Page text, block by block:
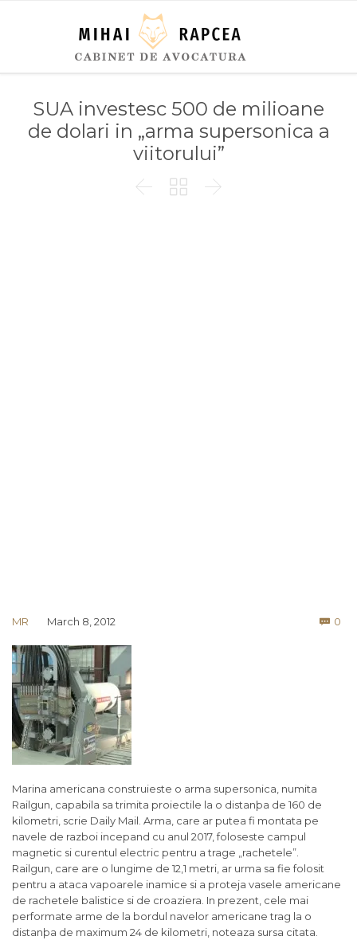
SUA investesc 500 de milioane
de dolari in „arma supersonica a
viitorului”
  
MR March 8, 2012  0
Marina americana construieste o arma supersonica, numita
Railgun, capabila sa trimita proiectile la o distanþa de 160 de
kilometri, scrie Daily Mail. Arma, care ar putea fi montata pe
navele de razboi incepand cu anul 2017, foloseste campul
magnetic si curentul electric pentru a trage „rachetele”.
Railgun, care are o lungime de 12,1 metri, ar urma sa fie folosit
pentru a ataca vapoarele inamice si a proteja vasele americane
de rachetele balistice si de croaziera. In prezent, cele mai
performate arme de la bordul navelor americane trag la o
distanþa de maximum 24 de kilometri, noteaza sursa citata.